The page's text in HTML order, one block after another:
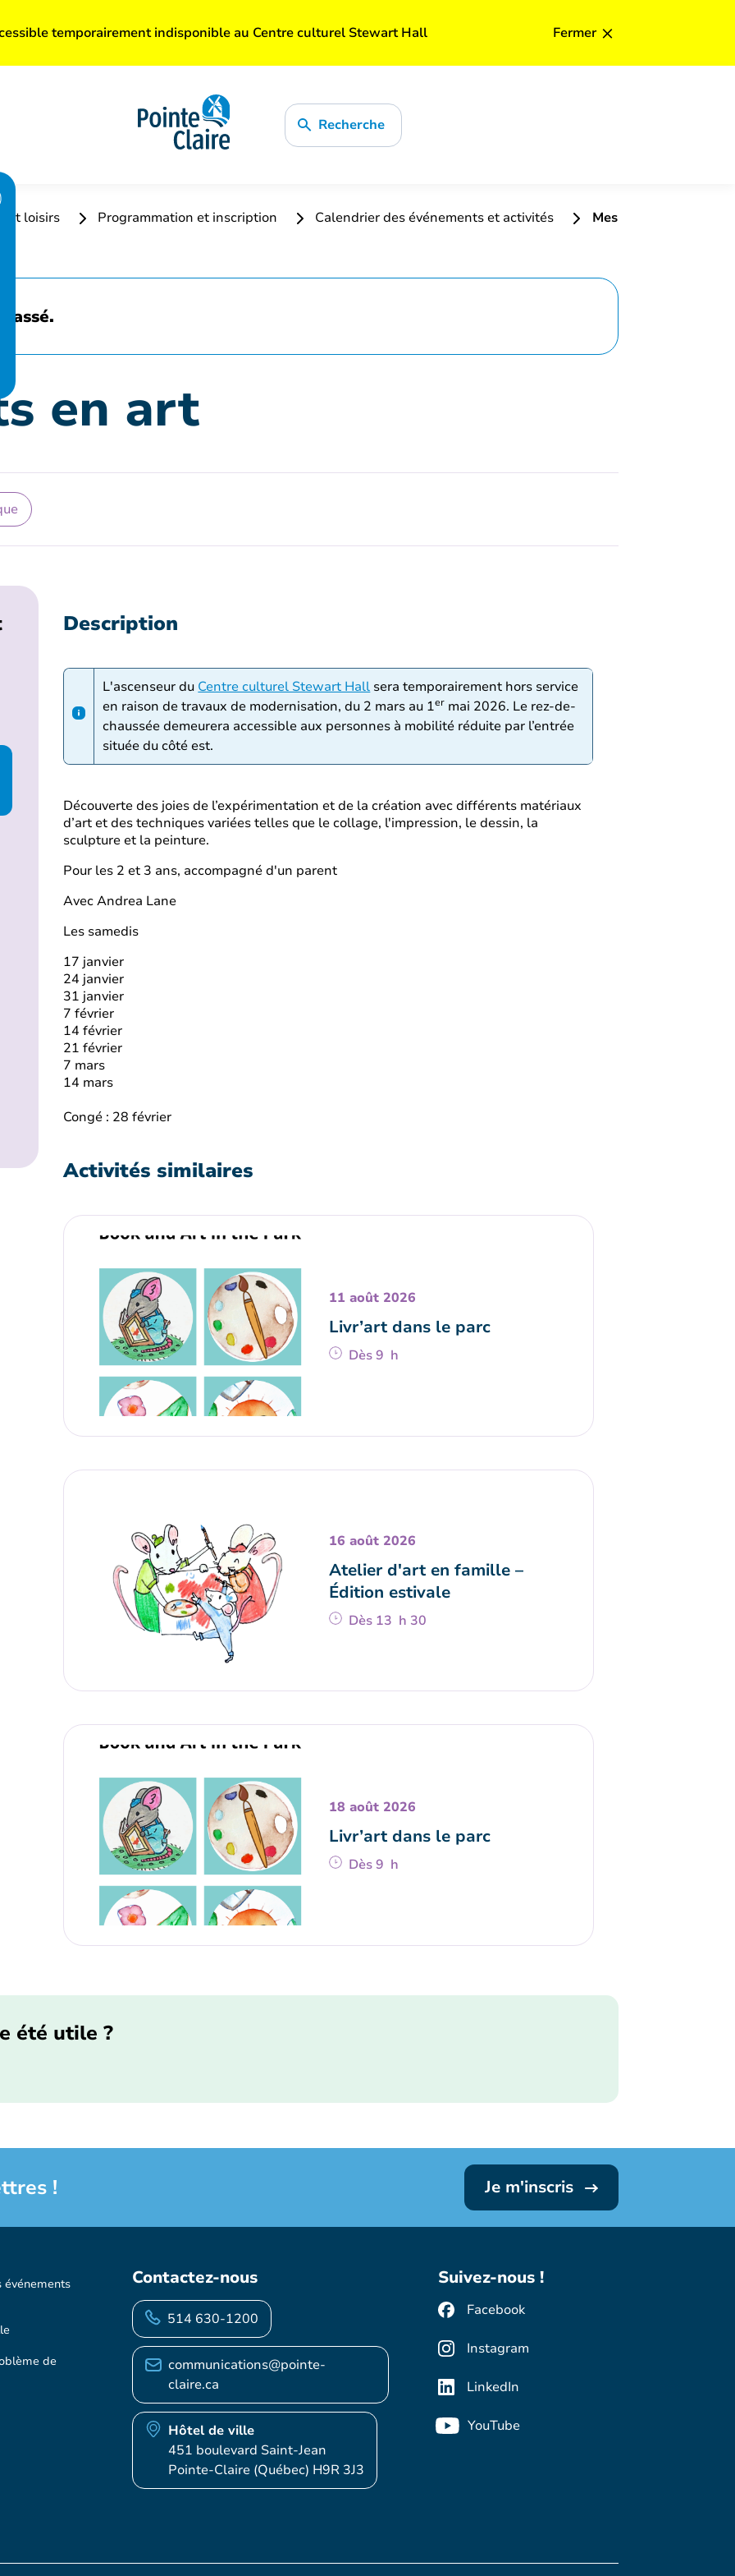
temporairement indisponible au Centre culturel Stewart Hall Fermer ×
Recherche
et loisirs Programmation et inscription Calendrier des événements et activités Mes
en art
Description
L'ascenseur du Centre culturel Stewart Hall sera temporairement hors service
en raison de travaux de modernisation, du 2 mars au 1er mai 2026. Le rez-de-
chaussée demeurera accessible aux personnes à mobilité réduite par l’entrée
située du côté est.
Découverte des joies de l’expérimentation et de la création avec différents matériaux
d’art et des techniques variées telles que le collage, l'impression, le dessin, la
sculpture et la peinture.
Pour les 2 et 3 ans, accompagné d'un parent
Avec Andrea Lane
Les samedis
17 janvier
24 janvier
31 janvier
7 février
14 février
21 février
7 mars
14 mars
Congé : 28 février
Activités similaires
11 août 2026
Livr’art dans le parc
Dès 9 h
16 août 2026
Atelier d'art en famille –
Édition estivale
Dès 13 h 30
18 août 2026
Livr’art dans le parc
Dès 9 h
été utile ?
! Je m'inscris
événements
de
Contactez-nous
514 630-1200
communications@pointe-
claire.ca
Hôtel de ville
451 boulevard Saint-Jean
Pointe-Claire (Québec) H9R 3J3
Suivez-nous !
Facebook
Instagram
LinkedIn
YouTube